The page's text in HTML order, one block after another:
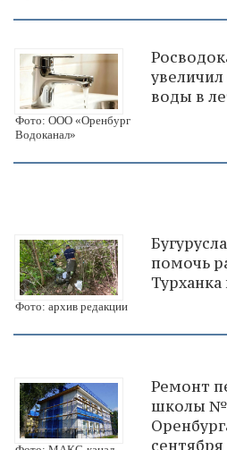
Фото: ООО «Оренбург
Водоканал»
воды в
Фото: архив редакции
помочь
Ремонт
школы
сентября